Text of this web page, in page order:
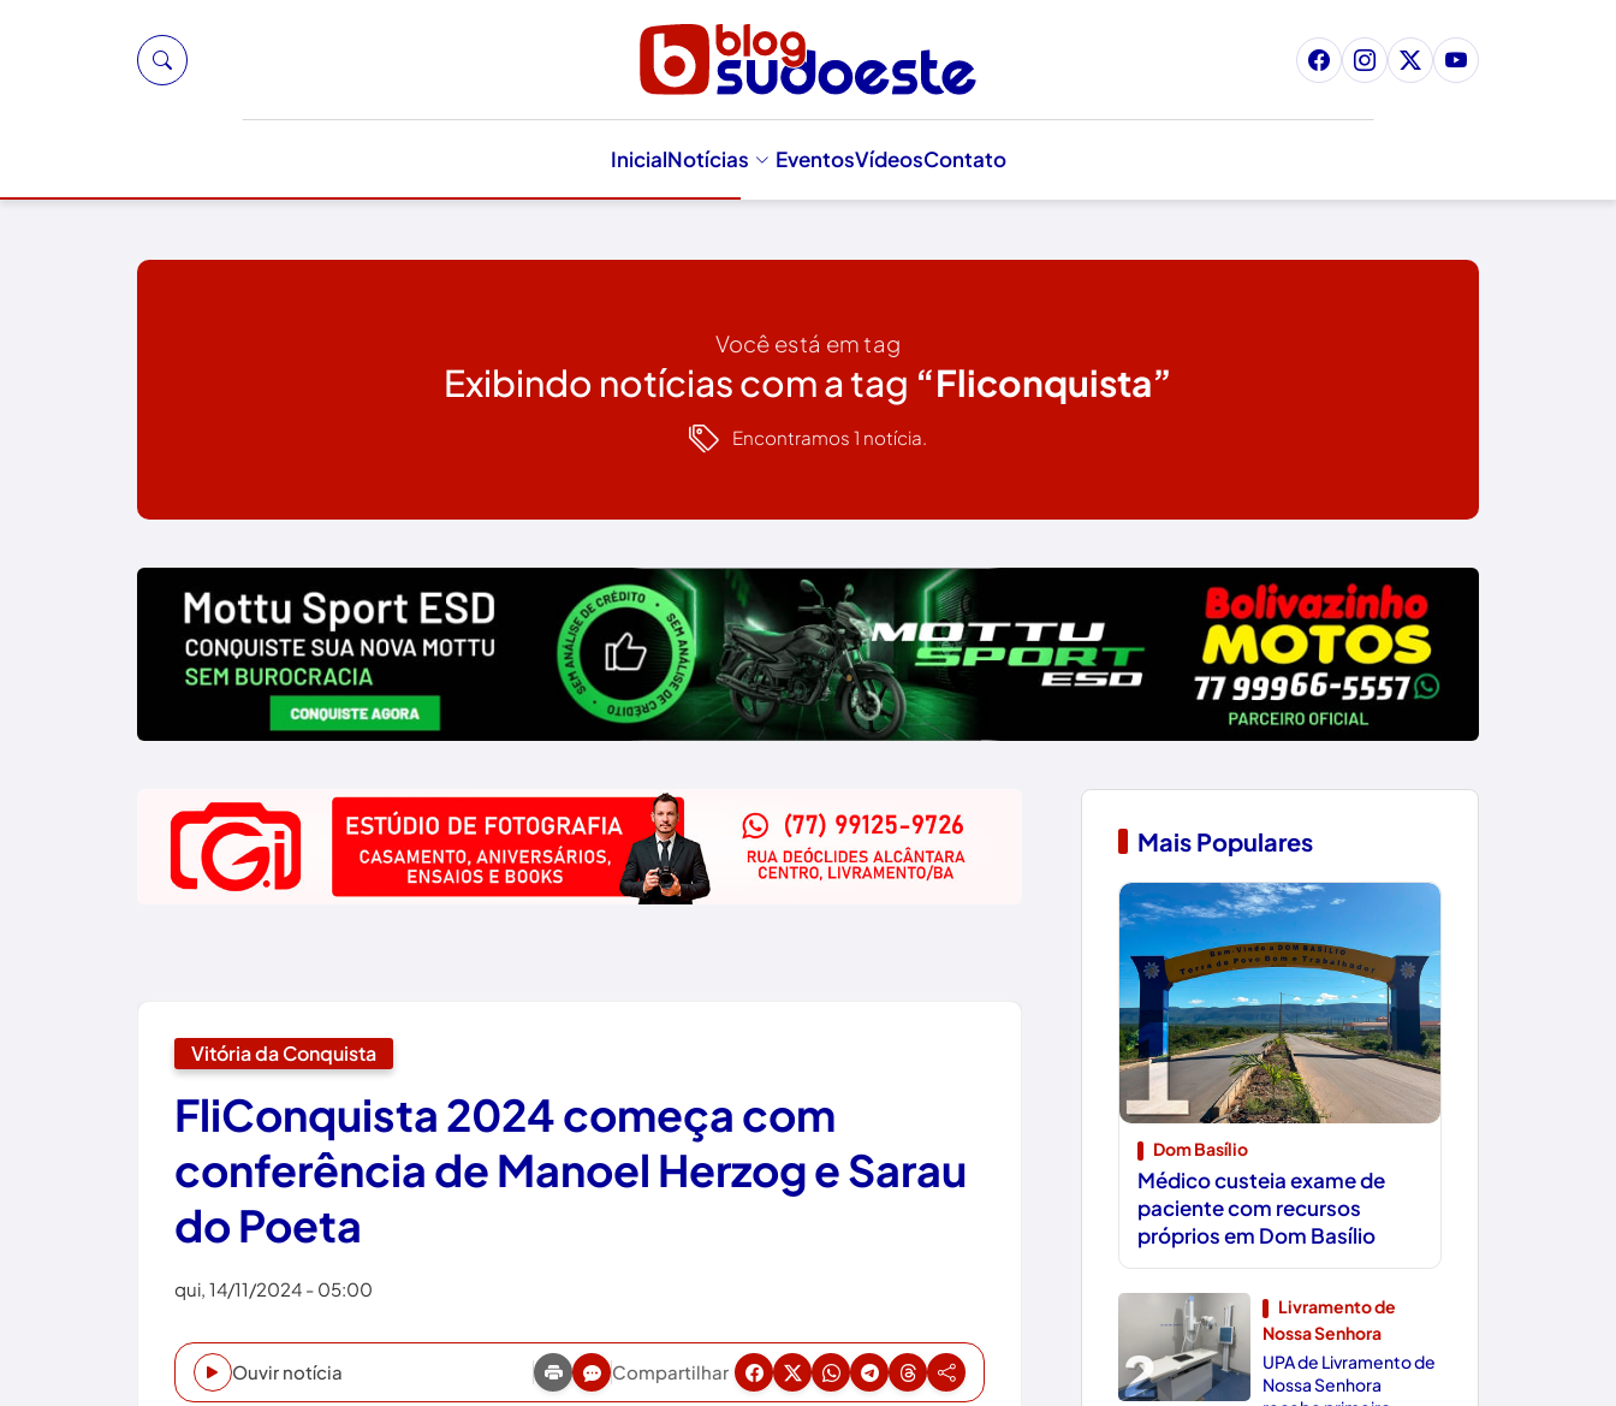
InicialNotícias EventosVídeosContato
Você está em tag
Exibindo notícias com a tag “Fliconquista”
Encontramos 1 notícia.
Vitória da Conquista
FliConquista 2024 começa com
conferência de Manoel Herzog e Sarau
do Poeta
qui, 14/11/2024 - 05:00
Ouvir notícia Compartilhar
Mais Populares
1
Dom Basílio
Médico custeia exame de
paciente com recursos
próprios em Dom Basílio
2
Livramento de
Nossa Senhora
UPA de Livramento de
Nossa Senhora